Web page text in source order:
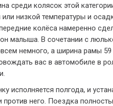
среди колясок этой
низкой температуры и
колёса намеренно
малыша. В сочетании с
немного, а ширина рамы
вас в автомобиле в
исполняется полгода, и
него. Поездка